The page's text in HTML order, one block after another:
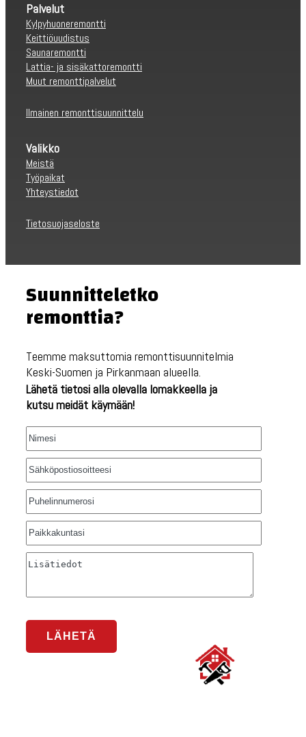
Palvelut
Kylpyhuoneremontti
Keittiöuudistus
Saunaremontti
Lattia- ja sisäkattoremontti
Muut remonttipalvelut
Ilmainen remonttisuunnittelu
Valikko
Meistä
Työpaikat
Yhteystiedot
Tietosuojaseloste
Suunnitteletko
remonttia?
Teemme maksuttomia remonttisuunnitelmia
Keski-Suomen ja Pirkanmaan alueella.
Lähetä tietosi alla olevalla lomakkeella ja
kutsu meidät käymään!